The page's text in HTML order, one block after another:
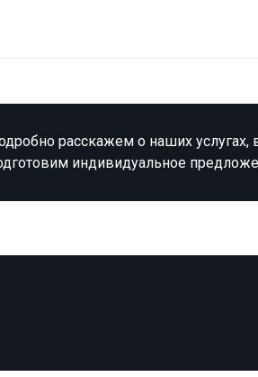
расскажем о наших услугах,
индивидуальное